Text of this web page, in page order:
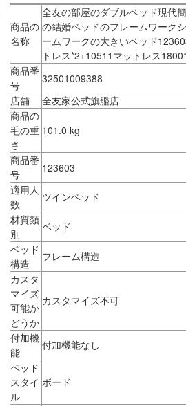
商品の
名称
全友の部屋のダブルベッド現代
の結婚ベッドのフレームワーク
ームワークの大きいベッド
トレス*2+10511マットレス
商品番
号
32501009388
店舗
全友家公式旗艦店
商品の
毛の重
さ
101.0 kg
商品番
号
123603
適用人
数
ツインベッド
材質類
別
ベッド
ベッド
構造
フレーム構造
カスタ
マイズ
可能か
どうか
カスタマイズ不可
付加機
能
付加機能なし
ベッド
スタイ
ル
ボード